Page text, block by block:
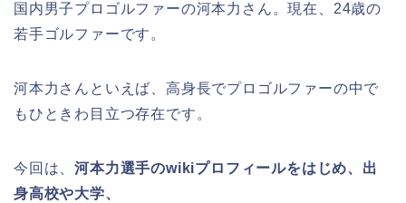
国内男子プロゴルファーの河本力さん。現在、24歳の
若手ゴルファーです。
河本力さんといえば、高身長でプロゴルファーの中で
もひときわ目立つ存在です。
今回は、河本力選手のwikiプロフィールをはじめ、出
身高校や大学、